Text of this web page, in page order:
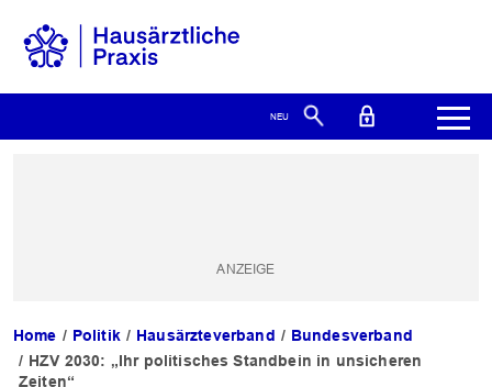
Home Politik Hausärzteverband
Bundesverband
HZV 2030: „Ihr politisches Standbein in unsicheren
Zeiten“